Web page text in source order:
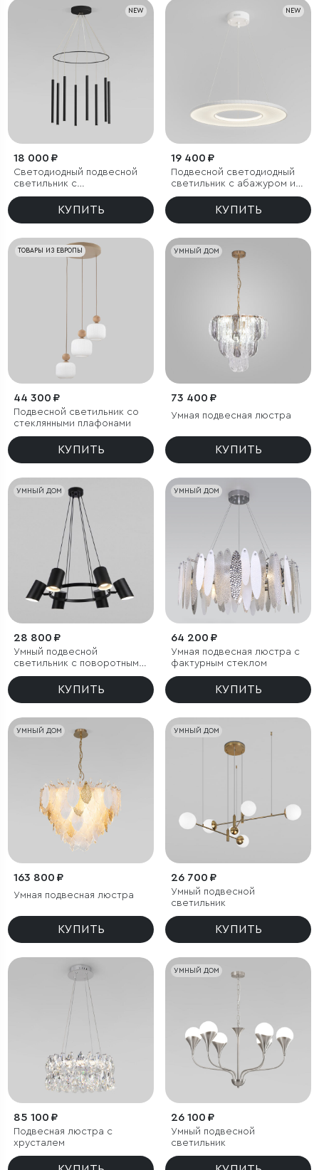
NEW
18 000 ₽
Светодиодный подвесной
светильник с
регулировкой высоты
КУПИТЬ
NEW
19 400 ₽
Подвесной светодиодный
светильник с абажуром из
ткани
КУПИТЬ
ТОВАРЫ ИЗ ЕВРОПЫ
44 300 ₽
Подвесной светильник со
стеклянными плафонами
КУПИТЬ
УМНЫЙ ДОМ
73 400 ₽
Умная подвесная люстра
КУПИТЬ
УМНЫЙ ДОМ
28 800 ₽
Умный подвесной
светильник с поворотным
механизмом
КУПИТЬ
УМНЫЙ ДОМ
64 200 ₽
Умная подвесная люстра с
фактурным стеклом
КУПИТЬ
УМНЫЙ ДОМ
163 800 ₽
Умная подвесная люстра
КУПИТЬ
УМНЫЙ ДОМ
26 700 ₽
Умный подвесной
светильник
КУПИТЬ
85 100 ₽
Подвесная люстра с
хрусталем
УМНЫЙ ДОМ
26 100 ₽
Умный подвесной
светильник